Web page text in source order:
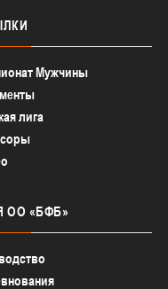
Мужчины
лига
ОО «БФБ»